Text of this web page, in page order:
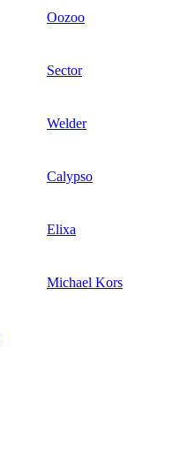
Oozoo
Sector
Welder
Calypso
Elixa
Michael Kors